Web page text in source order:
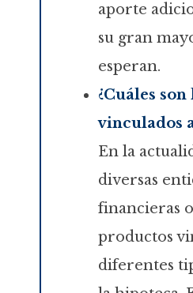
aporte
su gran
esperan.
¿Cuáles
vinculados
En la
diversas
financieras
productos
diferentes